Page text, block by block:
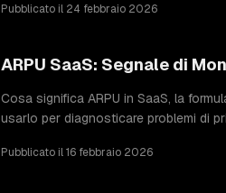
Pubblicato il 24 febbraio 2026
ARPU SaaS: Segnale di
Cosa significa ARPU in SaaS, la
usarlo per diagnosticare problemi di
Pubblicato il 16 febbraio 2026